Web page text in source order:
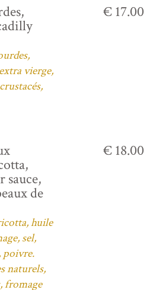
vierge,
€ 17.00
sauce,
de
huile
sel,
poivre.
naturels,
fromage
€ 18.00